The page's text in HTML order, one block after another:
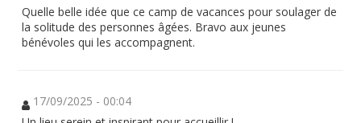
Quelle belle idée que ce camp de vacances pour soulager de
la solitude des personnes âgées. Bravo aux jeunes
bénévoles qui les accompagnent.
17/09/2025 - 00:04